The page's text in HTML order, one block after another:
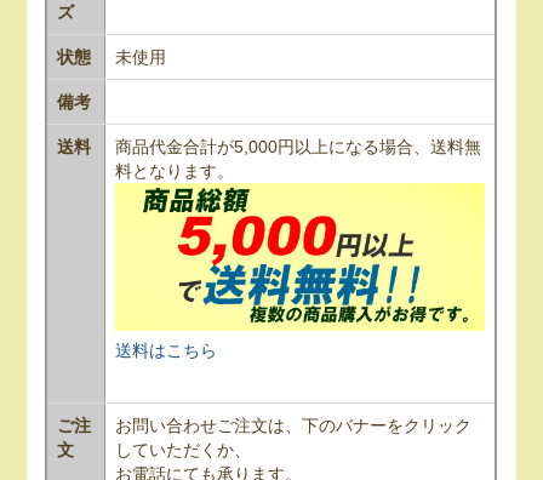
ズ
状態 未使用
備考
送料
商品代金合計が5,000円以上になる場合、送料無
料となります。
送料はこちら
ご注
文
お問い合わせご注文は、下のバナーをクリック
していただくか、
お電話にても承ります。